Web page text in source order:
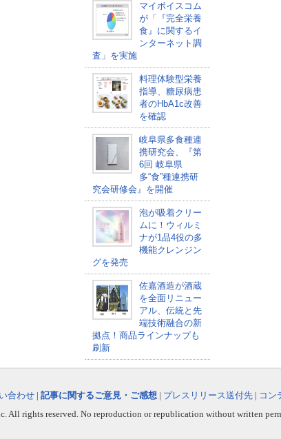
マイボイスコム
が「『完全栄養
食』に関するイ
ンターネット調
査」を実施
料理体験型栄養
指導、糖尿病患
者のHbA1c改善
を確認
岐阜県多食種連
携研究会、『第
6回 岐阜県
多“食”種連携研
究会研修会』を開催
泡が吸着クリー
ムに！ウィルミ
ナが1品4役の多
機能クレンジン
グを発売
佐嘉酒造が酒蔵
を全面リニュー
アル、伝統と先
端技術融合の新
拠点！商品ラインナップも
刷新
合わせ | 記事に関するご意見・ご感想 | プレスリリース送付先 | コン
All rights reserved. No reproduction or republication without written